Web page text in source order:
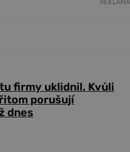
REKLAMA
firmy uklidnil. Kvůli
porušují
dnes